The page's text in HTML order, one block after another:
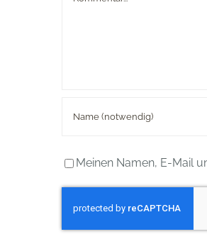
Meinen Namen, E-Mail